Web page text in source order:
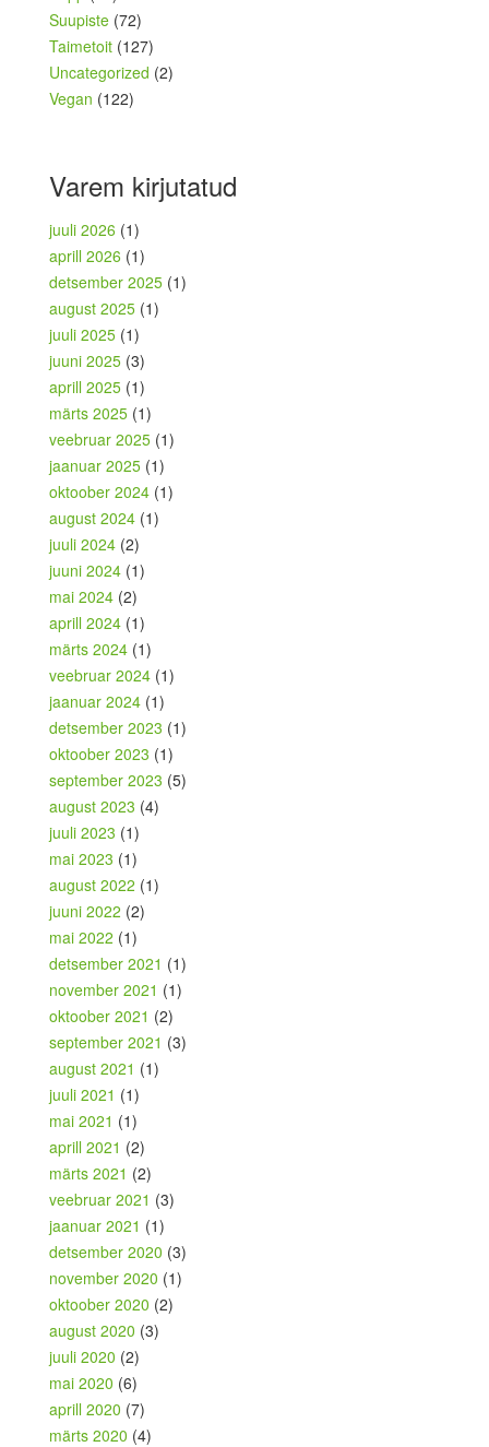
Suupiste (72)
Taimetoit (127)
Uncategorized (2)
Vegan (122)
Varem kirjutatud
juuli 2026 (1)
aprill 2026 (1)
detsember 2025 (1)
august 2025 (1)
juuli 2025 (1)
juuni 2025 (3)
aprill 2025 (1)
märts 2025 (1)
veebruar 2025 (1)
jaanuar 2025 (1)
oktoober 2024 (1)
august 2024 (1)
juuli 2024 (2)
juuni 2024 (1)
mai 2024 (2)
aprill 2024 (1)
märts 2024 (1)
veebruar 2024 (1)
jaanuar 2024 (1)
detsember 2023 (1)
oktoober 2023 (1)
september 2023 (5)
august 2023 (4)
juuli 2023 (1)
mai 2023 (1)
august 2022 (1)
juuni 2022 (2)
mai 2022 (1)
detsember 2021 (1)
november 2021 (1)
oktoober 2021 (2)
september 2021 (3)
august 2021 (1)
juuli 2021 (1)
mai 2021 (1)
aprill 2021 (2)
märts 2021 (2)
veebruar 2021 (3)
jaanuar 2021 (1)
detsember 2020 (3)
november 2020 (1)
oktoober 2020 (2)
august 2020 (3)
juuli 2020 (2)
mai 2020 (6)
aprill 2020 (7)
märts 2020 (4)